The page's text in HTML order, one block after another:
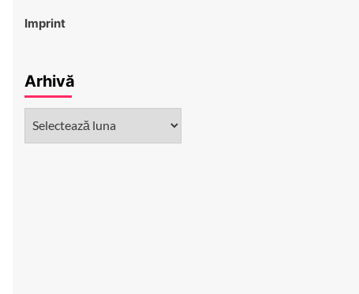
Imprint
Arhivă